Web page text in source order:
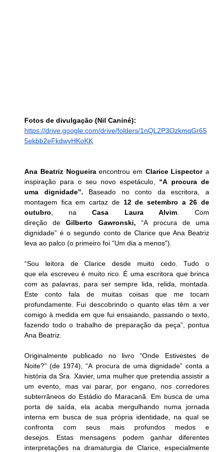
Fotos de divulgação (Nil Caniné):
https://drive.google.com/drive/folders/1nQL2P3OzkmqGr65
5ekbb2eFkdwyHKoKK
Ana Beatriz Nogueira encontrou em Clarice Lispector a
inspiração para o seu novo espetáculo, “A procura de
uma dignidade”. Baseado no conto da escritora, a
montagem fica em cartaz de 12 de setembro a 26 de
outubro , na Casa Laura Alvim. Com
direção de Gilberto Gawronski, “A procura de uma
dignidade” é o segundo conto de Clarice que Ana Beatriz
leva ao palco (o primeiro foi “Um dia a menos”).
“Sou leitora de Clarice desde muito cedo. Tudo o
que ela escreveu é muito rico. É uma escritora que brinca
com as palavras, para ser sempre lida, relida, montada.
Este conto fala de muitas coisas que me tocam
profundamente. Fui descobrindo o quanto elas têm a ver
comigo à medida em que fui ensaiando, passando o texto,
fazendo todo o trabalho de preparação da peça”, pontua
Ana Beatriz.
Originalmente publicado no livro “Onde Estivestes de
Noite?” (de 1974), “A procura de uma dignidade” conta a
história da Sra. Xavier, uma mulher que pretendia assistir a
um evento, mas vai parar, por engano, nos corredores
subterrâneos do Estádio do Maracanã. Em busca de uma
porta de saída, ela acaba mergulhando numa jornada
interna em busca de sua própria identidade, na qual se
confronta com seus mais profundos medos e
desejos. Estas mensagens podem ganhar diferentes
interpretações na dramaturgia de Clarice, especialmente